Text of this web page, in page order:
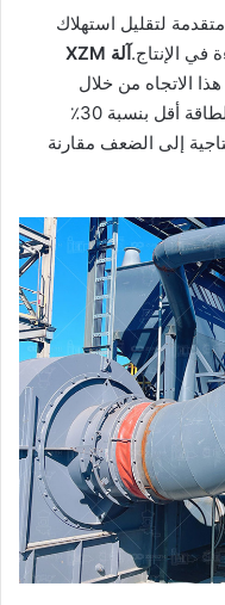
لتقليل استهلاك
في الإنتاج.
آلة XZM
الاتجاه من خلال
تصميمها المبتكر، حيث تحقق استهلاكاً للطاقة أقل بنسبة 30٪
إلى الضعف مقارنة